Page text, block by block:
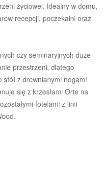
życiowej. Idealny w domu,
recepcji, poczekalni oraz
czy seminaryjnych duże
przestrzeni, dlatego
stół z drewnianymi nogami
się z krzesłami Orte na
fotelami z linii